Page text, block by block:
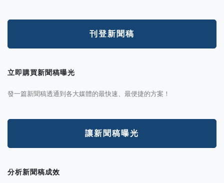
刊登新聞稿
立即購買新聞稿曝光
發一篇新聞稿透通到各大媒體的最快速、最便捷的方案！
讓新聞稿曝光
分析新聞稿成效